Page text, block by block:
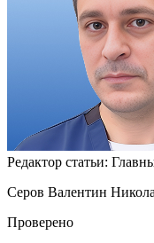
Редактор статьи:
Серов Валентин
Проверено